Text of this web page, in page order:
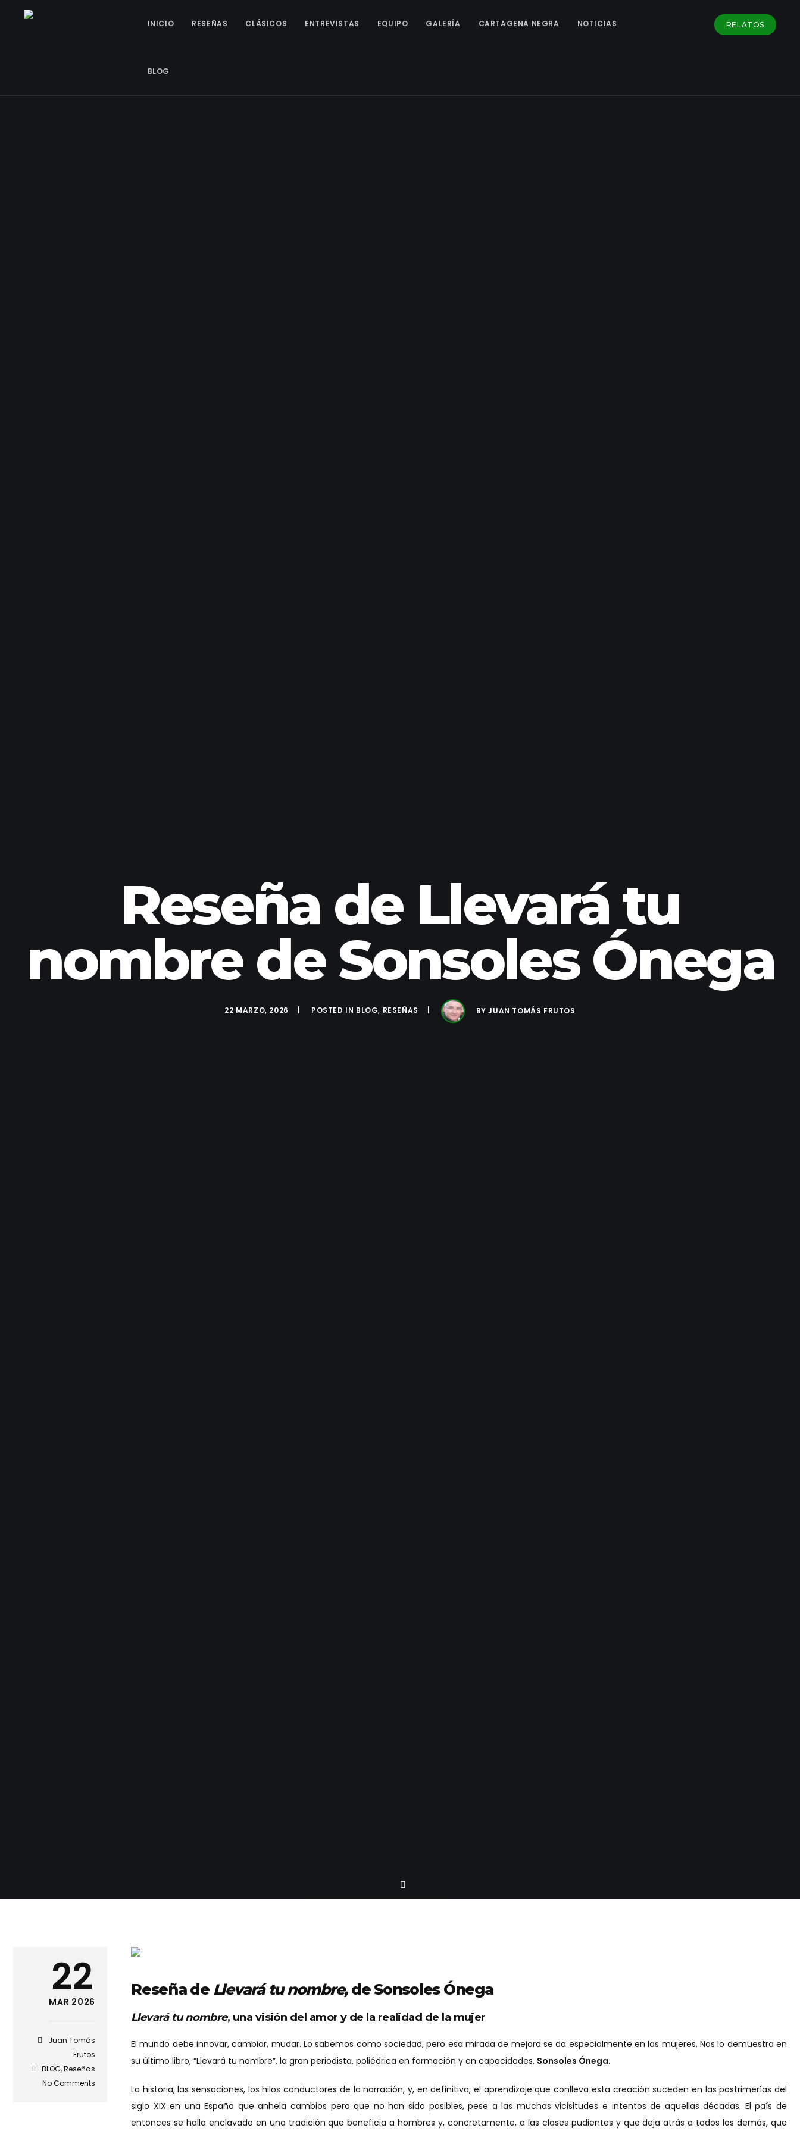
INICIO RESEÑAS CLÁSICOS ENTREVISTAS EQUIPO GALERÍA CARTAGENA NEGRA NOTICIAS
BLOG
RELATOS
Reseña de Llevará tu
nombre de Sonsoles Ónega
22 MARZO, 2026 POSTED IN BLOG, RESEÑAS BYJUAN TOMÁS FRUTOS
22
MAR 2026
Juan Tomás
Frutos
BLOG,Reseñas
No Comments
Reseña de Llevará tu nombre,de Sonsoles Ónega
Llevará tu nombre, una visión del amor y de la realidad de la mujer
El mundo debe innovar, cambiar, mudar. Lo sabemos como sociedad, pero esa mirada de mejora se da especialmente en las mujeres. Nos lo demuestra en
su último libro, “Llevará tu nombre”, la gran periodista, poliédrica en formación y en capacidades, Sonsoles Ónega.
La historia, las sensaciones, los hilos conductores de la narración, y, en definitiva, el aprendizaje que conlleva esta creación suceden en las postrimerías del
siglo XIX en una España que anhela cambios pero que no han sido posibles, pese a las muchas vicisitudes e intentos de aquellas décadas. El país de
entonces se halla enclavado en una tradición que beneficia a hombres y, concretamente, a las clases pudientes y que deja atrás a todos los demás, que